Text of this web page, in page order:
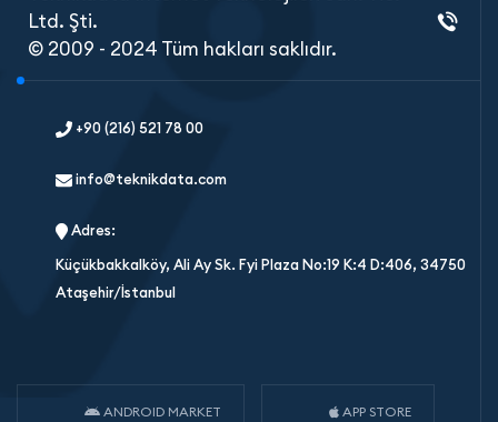
Ltd. Şti.
© 2009 - 2024 Tüm hakları saklıdır.
+90 (216) 521 78 00
info@teknikdata.com
Adres:
Küçükbakkalköy, Ali Ay Sk. Fyi Plaza No:19 K:4 D:406, 34750
Ataşehir/İstanbul
ANDROID MARKET APP STORE